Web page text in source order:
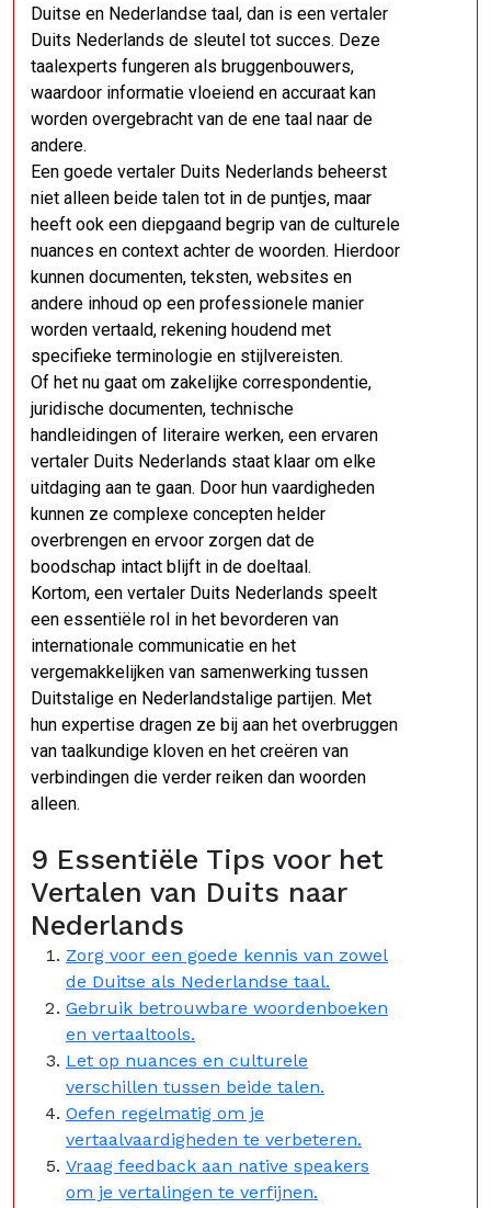
Duitse en Nederlandse taal, dan is een vertaler
Duits Nederlands de sleutel tot succes. Deze
taalexperts fungeren als bruggenbouwers,
waardoor informatie vloeiend en accuraat kan
worden overgebracht van de ene taal naar de
andere.
Een goede vertaler Duits Nederlands beheerst
niet alleen beide talen tot in de puntjes, maar
heeft ook een diepgaand begrip van de culturele
nuances en context achter de woorden. Hierdoor
kunnen documenten, teksten, websites en
andere inhoud op een professionele manier
worden vertaald, rekening houdend met
specifieke terminologie en stijlvereisten.
Of het nu gaat om zakelijke correspondentie,
juridische documenten, technische
handleidingen of literaire werken, een ervaren
vertaler Duits Nederlands staat klaar om elke
uitdaging aan te gaan. Door hun vaardigheden
kunnen ze complexe concepten helder
overbrengen en ervoor zorgen dat de
boodschap intact blijft in de doeltaal.
Kortom, een vertaler Duits Nederlands speelt
een essentiële rol in het bevorderen van
internationale communicatie en het
vergemakkelijken van samenwerking tussen
Duitstalige en Nederlandstalige partijen. Met
hun expertise dragen ze bij aan het overbruggen
van taalkundige kloven en het creëren van
verbindingen die verder reiken dan woorden
alleen.
9 Essentiële Tips voor het
Vertalen van Duits naar
Nederlands
Zorg voor een goede kennis van zowel
de Duitse als Nederlandse taal.
Gebruik betrouwbare woordenboeken
en vertaaltools.
Let op nuances en culturele
verschillen tussen beide talen.
Oefen regelmatig om je
vertaalvaardigheden te verbeteren.
Vraag feedback aan native speakers
om je vertalingen te verfijnen.